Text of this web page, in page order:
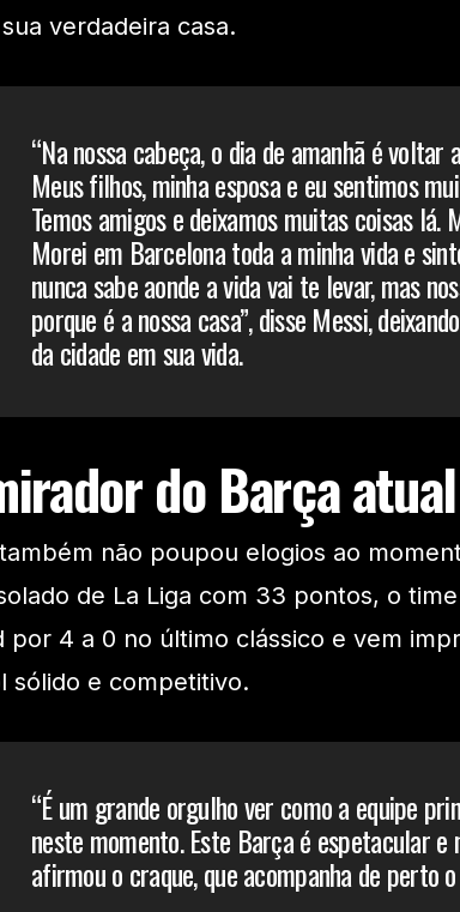
verdadeira casa.
“Na nossa cabeça, o dia de amanhã é voltar
Meus filhos, minha esposa e eu sentimos
Temos amigos e deixamos muitas coisas lá.
Morei em Barcelona toda a minha vida e
nunca sabe aonde a vida vai te levar, mas
porque é a nossa casa”, disse Messi,
da cidade em sua vida.
do Barça atual
não poupou elogios ao
de La Liga com 33 pontos, o
por 4 a 0 no último clássico e vem
sólido e competitivo.
“É um grande orgulho ver como a equipe
neste momento. Este Barça é espetacular e
afirmou o craque, que acompanha de perto